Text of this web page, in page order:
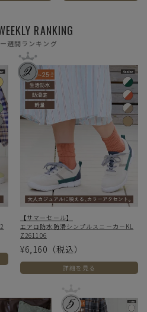
RANKING
週間ランキング
【サマーセール】
エアロ防水防滑シンプルスニーカーKL
Z261106
¥6,160 （税込）
詳細を見る